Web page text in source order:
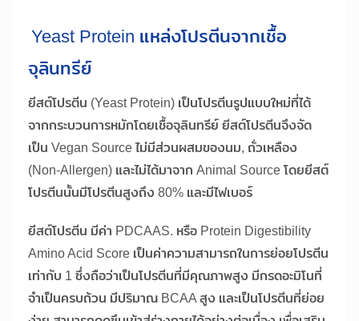
Yeast Protein แหล่งโปรตีนจากเชื้อ
จุลินทรีย์
ยีสต์โปรตีน (Yeast Protein) เป็นโปรตีนรูปแบบใหม่ที่ได้
จากกระบวนการหมักโดยเชื้อจุลินทรีย์ ยีสต์โปรตีนจึงจัด
เป็น Vegan Source ไม่มีส่วนผสมของนม, ถั่วเหลือง
(Non-Allergen) และไม่ได้มาจาก Animal Source โดยยีสต์
โปรตีนนั้นมีโปรตีนสูงถึง 80% และมีไฟเบอร์
ยีสต์โปรตีน มีค่า PDCAAS. หรือ Protein Digestibility
Amino Acid Score เป็นค่าความสามารถในการย่อยโปรตีน
เท่ากับ 1 ซึ่งถือว่าเป็นโปรตีนที่มีคุณภาพสูง มีกรดอะมิโนที่
จำเป็นครบถ้วน มีปริมาณ BCAA สูง และเป็นโปรตีนที่ย่อย